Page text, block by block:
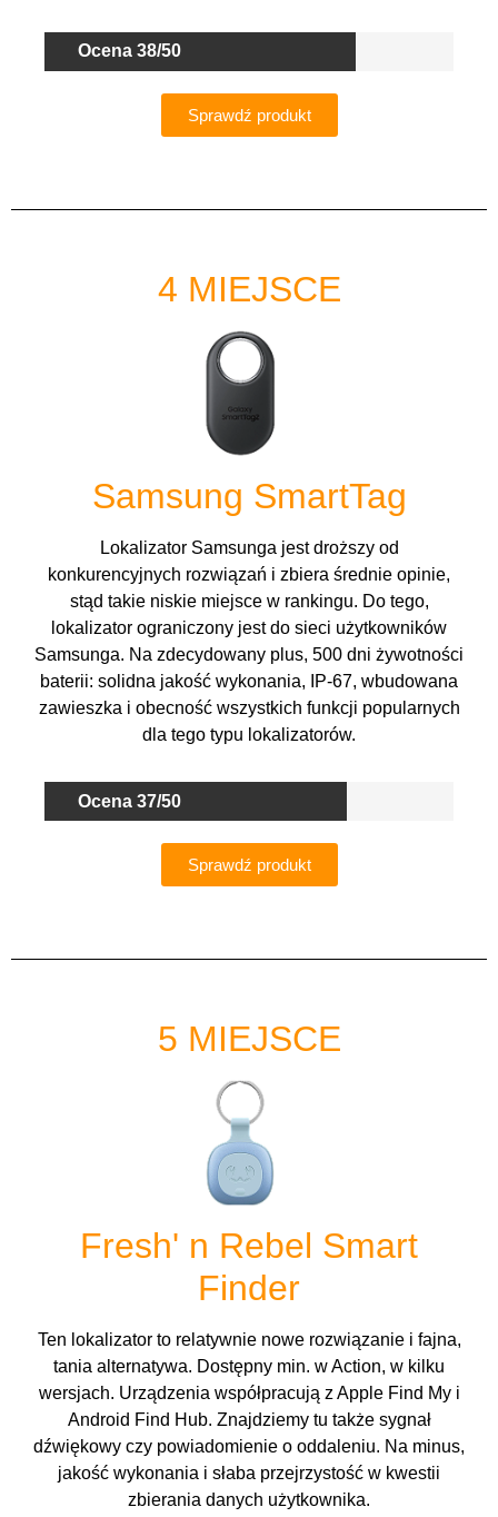
Ocena 38/50
Sprawdź produkt
4 MIEJSCE
Samsung SmartTag
Lokalizator Samsunga jest droższy od
konkurencyjnych rozwiązań i zbiera średnie opinie,
stąd takie niskie miejsce w rankingu. Do tego,
lokalizator ograniczony jest do sieci użytkowników
Samsunga. Na zdecydowany plus, 500 dni żywotności
baterii: solidna jakość wykonania, IP-67, wbudowana
zawieszka i obecność wszystkich funkcji popularnych
dla tego typu lokalizatorów.
Ocena 37/50
Sprawdź produkt
5 MIEJSCE
Fresh' n Rebel Smart
Finder
Ten lokalizator to relatywnie nowe rozwiązanie i fajna,
tania alternatywa. Dostępny min. w Action, w kilku
wersjach. Urządzenia współpracują z Apple Find My i
Android Find Hub. Znajdziemy tu także sygnał
dźwiękowy czy powiadomienie o oddaleniu. Na minus,
jakość wykonania i słaba przejrzystość w kwestii
zbierania danych użytkownika.